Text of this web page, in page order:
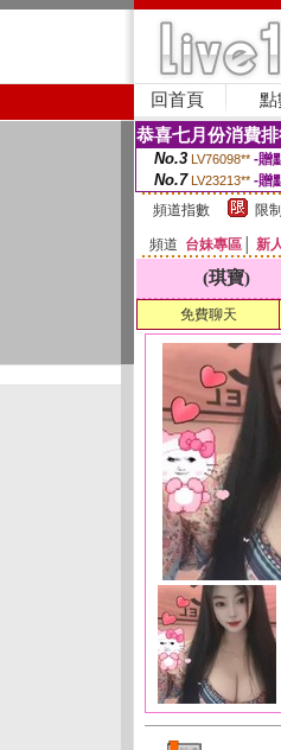
回首頁 點
恭喜七月份消費
No.3 LV76098** -贈
No.7 LV23213** -贈
頻道指數
限
頻道 台妹專區 新
(琪寶)
免費聊天